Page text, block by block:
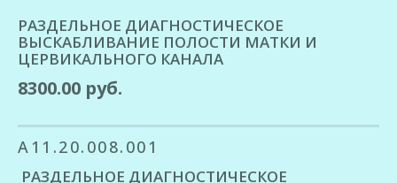
РАЗДЕЛЬНОЕ ДИАГНОСТИЧЕСКОЕ
ВЫСКАБЛИВАНИЕ ПОЛОСТИ МАТКИ И
ЦЕРВИКАЛЬНОГО КАНАЛА
8300.00 руб.
A11.20.008.001
РАЗДЕЛЬНОЕ ДИАГНОСТИЧЕСКОЕ